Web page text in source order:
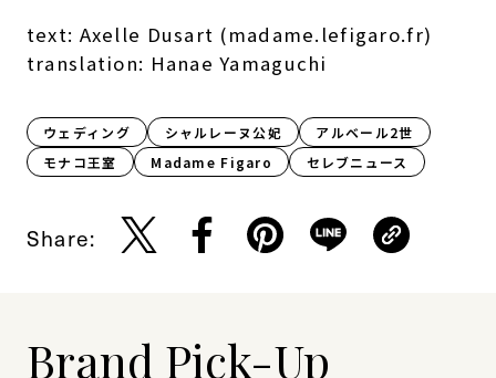
text: Axelle Dusart (madame.lefigaro.fr)
translation: Hanae Yamaguchi
ウェディング シャルレーヌ公妃
アルベール2世
モナコ王室
Madame Figaro セレブニュース
Share:
Brand Pick-Up